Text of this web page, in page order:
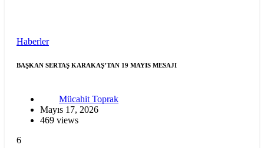
Haberler
BAŞKAN SERTAŞ KARAKAŞ’TAN 19 MAYIS MESAJI
Mücahit Toprak
Mayıs 17, 2026
469 views
6